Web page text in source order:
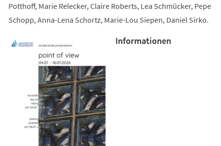
Potthoff, Marie Relecker, Claire Roberts, Lea Schmücker, Pepe
Schopp, Anna-Lena Schortz, Marie-Lou Siepen, Daniel Sirko.
Informationen